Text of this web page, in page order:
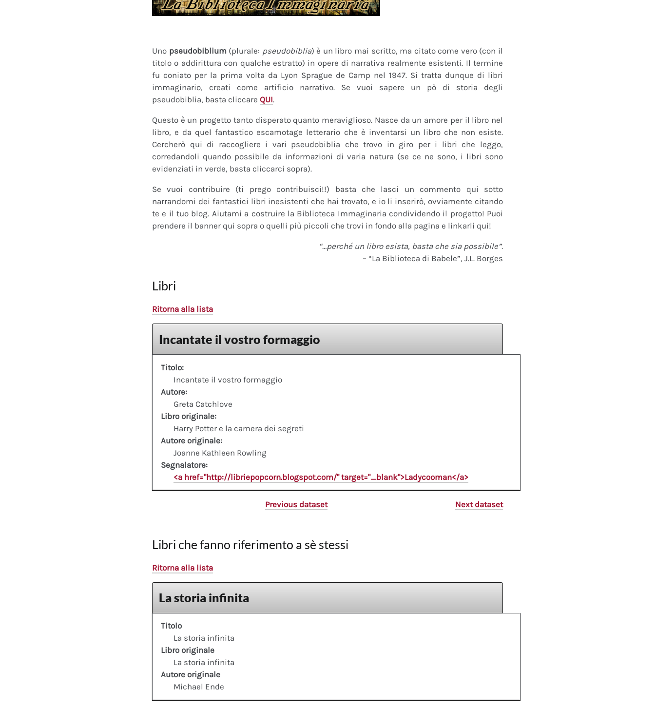
Uno pseudobiblium(plurale: pseudobiblia) è un libro mai scritto, ma citato come vero (con il
titolo o addirittura con qualche estratto) in opere di narrativa realmente esistenti. Il termine
fu coniato per la prima volta da Lyon Sprague de Camp nel 1947. Si tratta dunque di libri
immaginario, creati come artificio narrativo. Se vuoi sapere un pò di storia degli
pseudobiblia, basta cliccare QUI.
Questo è un progetto tanto disperato quanto meraviglioso. Nasce da un amore per il libro nel
libro, e da quel fantastico escamotage letterario che è inventarsi un libro che non esiste.
Cercherò qui di raccogliere i vari pseudobiblia che trovo in giro per i libri che leggo,
corredandoli quando possibile da informazioni di varia natura (se ce ne sono, i libri sono
evidenziati in verde, basta cliccarci sopra).
Se vuoi contribuire (ti prego contribuisci!!) basta che lasci un commento qui sotto
narrandomi dei fantastici libri inesistenti che hai trovato, e io li inserirò, ovviamente citando
te e il tuo blog. Aiutami a costruire la Biblioteca Immaginaria condividendo il progetto! Puoi
prendere il banner qui sopra o quelli più piccoli che trovi in fondo alla pagina e linkarli qui!
“…perché un libro esista, basta che sia possibile”.
– “La Biblioteca di Babele”, J.L. Borges
Libri
Ritorna alla lista
Incantate il vostro formaggio
Titolo:
Incantate il vostro formaggio
Autore:
Greta Catchlove
Libro originale:
Harry Potter e la camera dei segreti
Autore originale:
Joanne Kathleen Rowling
Segnalatore:
<a href="http://libriepopcorn.blogspot.com/" target="_blank">Ladycooman</a>
Previous dataset Next dataset
Libri che fanno riferimento a sè stessi
Ritorna alla lista
La storia infinita
Titolo
La storia infinita
Libro originale
La storia infinita
Autore originale
Michael Ende